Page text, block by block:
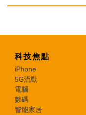
科技焦點
iPhone
5G流動
電腦
數碼
智能家居